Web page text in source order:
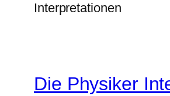
Interpretationen
Die Physiker